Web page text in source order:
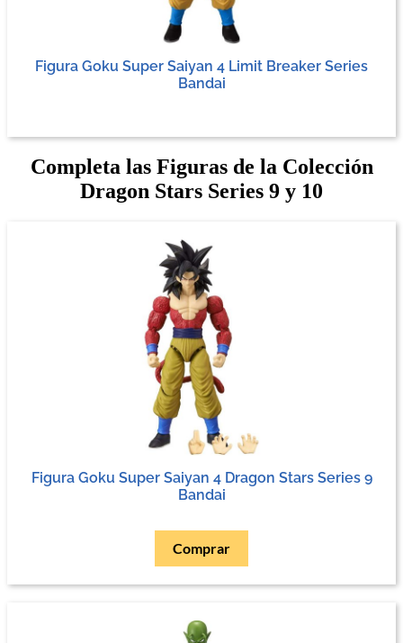
Figura Goku Super Saiyan 4 Limit Breaker Series
Bandai
Completa las Figuras de la Colección
Dragon Stars Series 9 y 10
Figura Goku Super Saiyan 4 Dragon Stars Series 9
Bandai
Comprar